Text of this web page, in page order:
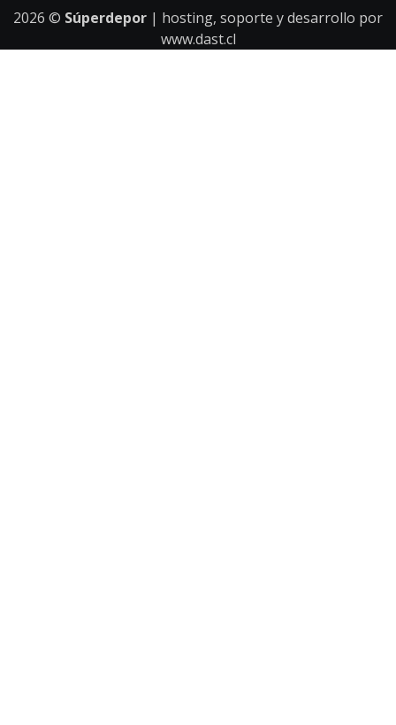
2026 © Súperdepor | hosting, soporte y desarrollo por
www.dast.cl